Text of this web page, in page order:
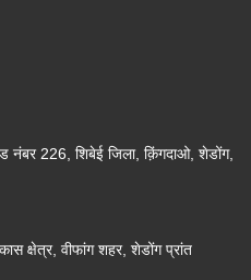
नंबर 226, शिबेई जिला, क़िंगदाओ, शेडोंग,
क्षेत्र, वीफांग शहर, शेडोंग प्रांत